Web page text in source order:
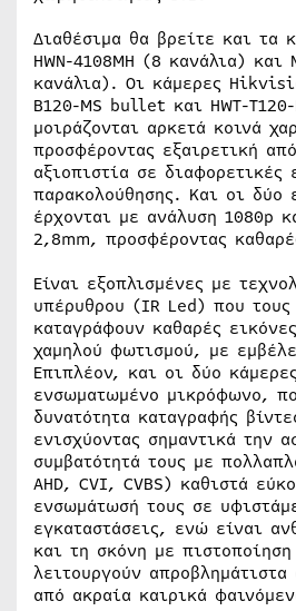
Διαθέσιμα θα βρείτε και τα
HWN-4108MH (8 κανάλια) και
κανάλια). Οι κάμερες
B120-MS bullet και HWT-
μοιράζονται αρκετά κοινά
προσφέροντας εξαιρετική
αξιοπιστία σε διαφορετικές
παρακολούθησης. Και οι δύο
έρχονται με ανάλυση 1080p
2,8mm, προσφέροντας
Είναι εξοπλισμένες με
υπέρυθρου (IR Led) που τους
καταγράφουν καθαρές
χαμηλού φωτισμού, με
Επιπλέον, και οι δύο
ενσωματωμένο μικρόφωνο,
δυνατότητα καταγραφής
ενισχύοντας σημαντικά την
συμβατότητά τους με
AHD, CVI, CVBS) καθιστά
ενσωμάτωσή τους σε
εγκαταστάσεις, ενώ είναι
και τη σκόνη με
λειτουργούν
από ακραία καιρικά